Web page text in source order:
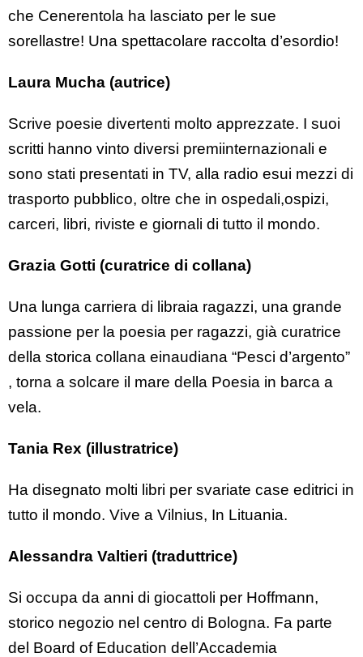
che Cenerentola ha lasciato per le sue
sorellastre! Una spettacolare raccolta d’esordio!
Laura Mucha (autrice)
Scrive poesie divertenti molto apprezzate. I suoi
scritti hanno vinto diversi premiinternazionali e
sono stati presentati in TV, alla radio esui mezzi di
trasporto pubblico, oltre che in ospedali,ospizi,
carceri, libri, riviste e giornali di tutto il mondo.
Grazia Gotti (curatrice di collana)
Una lunga carriera di libraia ragazzi, una grande
passione per la poesia per ragazzi, già curatrice
della storica collana einaudiana “Pesci d’argento”
, torna a solcare il mare della Poesia in barca a
vela.
Tania Rex (illustratrice)
Ha disegnato molti libri per svariate case editrici in
tutto il mondo. Vive a Vilnius, In Lituania.
Alessandra Valtieri (traduttrice)
Si occupa da anni di giocattoli per Hoffmann,
storico negozio nel centro di Bologna. Fa parte
del Board of Education dell’Accademia